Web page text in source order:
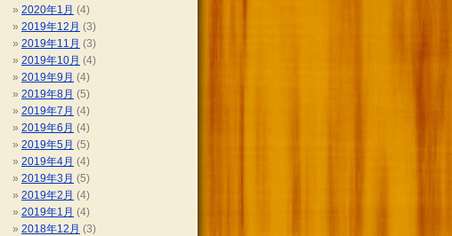
2020年1月 (4)
2019年12月 (3)
2019年11月 (3)
2019年10月 (4)
2019年9月 (4)
2019年8月 (5)
2019年7月 (4)
2019年6月 (4)
2019年5月 (5)
2019年4月 (4)
2019年3月 (5)
2019年2月 (4)
2019年1月 (4)
2018年12月 (3)